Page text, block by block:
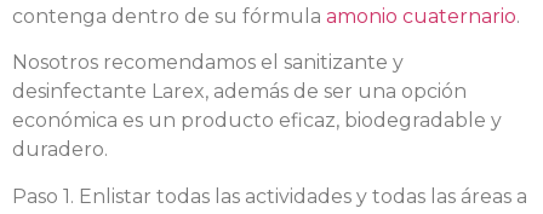
contenga dentro de su fórmula amonio cuaternario.
Nosotros recomendamos el sanitizante y
desinfectante Larex, además de ser una opción
económica es un producto eficaz, biodegradable y
duradero.
Paso 1. Enlistar todas las actividades y todas las áreas a